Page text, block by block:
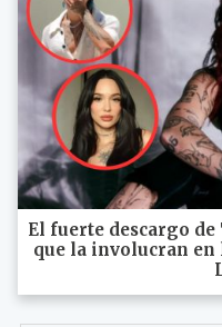
El fuerte descargo
que la involucran en